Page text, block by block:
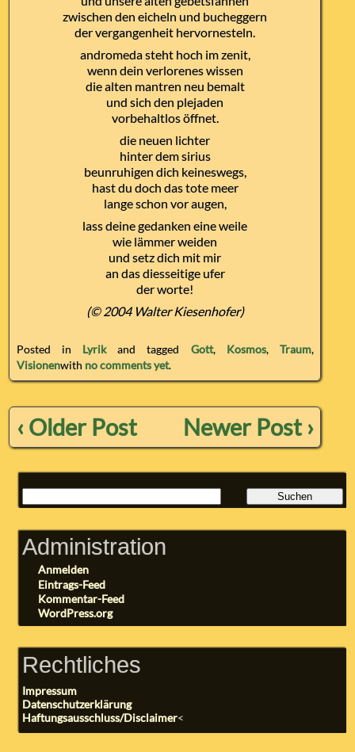
zwischen den eicheln und bucheggern
der vergangenheit hervornesteln.
andromeda steht hoch im zenit,
wenn dein verlorenes wissen
die alten mantren neu bemalt
und sich den plejaden
vorbehaltlos öffnet.
die neuen lichter
hinter dem sirius
beunruhigen dich keineswegs,
hast du doch das tote meer
lange schon vor augen,
lass deine gedanken eine weile
wie lämmer weiden
und setz dich mit mir
an das diesseitige ufer
der worte!
(© 2004 Walter Kiesenhofer)
Posted in Lyrikand tagged Gott, Kosmos, Traum,
Visionenwith no comments yet.
‹ Older Post Newer Post ›
Administration
Anmelden
Eintrags-Feed
Kommentar-Feed
WordPress.org
Rechtliches
Impressum
Datenschutzerklärung
Haftungsausschluss/Disclaimer<